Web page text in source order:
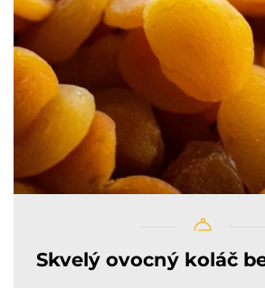
Skvelý ovocný koláč